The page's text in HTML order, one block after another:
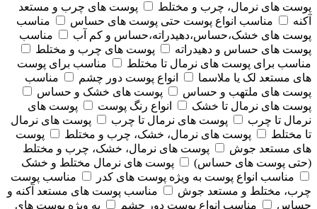
پوست های نرمال، چرب و مختلط
پوست های چرب و مستعد
آکنه
مناسب انواع پوست حتی پوست های حساس
مناسب
پوست های خشک،حساس،دهیدراته،حساس و کم آب
مناسب
پوست های حساس و دهیدراته
پوست های چرب و مختلط
مناسب برای پوست های نرمال تا مختلط
مناسب برای پوست
های مستعد لک یا ملاسما
انواع پوست دور چشم
مناسب
پوست های ملتهب و حساس
پوست های خشک و حساس
پوست های نرمال تا خشک
انواع رنگ پوست
پوست های
نرمال تا چرب
پوست های نرمال تا چرب
پوست های نرمال
تا مختلط
پوست های نرمال، خشک، چرب و مختلط
پوست
های مستعد جوش
پوست های نرمال، خشک، چرب و مختلط
(حتی پوست های حساس)
پوست های نرمال مختلط و خشک
مناسب انواع پوست به ویژه پوست های کدر
مناسب پوست
چرب، مختلط و مستعد جوش
مناسب پوست های مستعد آکنه و
حساس
مناسب انواع پوست دور چشم
به ویژه پوست های